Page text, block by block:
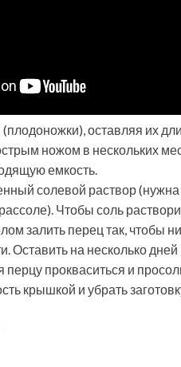
оставляя их
ножом в нескольких
емкость.
солевой раствор
Чтобы соль
залить перец так, чтобы
Оставить на несколько
прокваситься и
крышкой и убрать